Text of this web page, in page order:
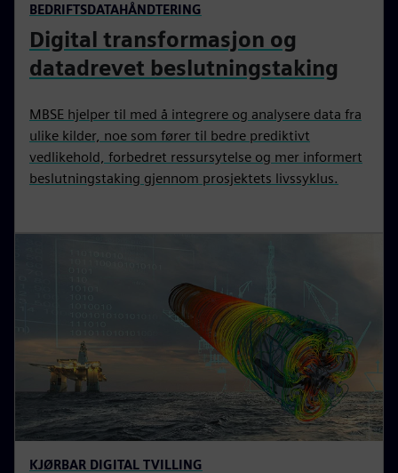
BEDRIFTSDATAHÅNDTERING
Digital transformasjon og
datadrevet beslutningstaking
MBSE hjelper til med å integrere og analysere data fra
ulike kilder, noe som fører til bedre prediktivt
vedlikehold, forbedret ressursytelse og mer informert
beslutningstaking gjennom prosjektets livssyklus.
KJØRBAR DIGITAL TVILLING